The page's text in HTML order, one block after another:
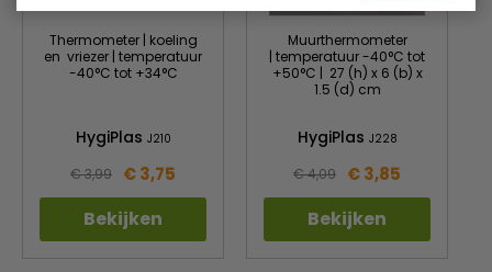
Thermometer | koeling
en vriezer | temperatuur
-40°C tot +34°C
HygiPlas J210
€ 3,99 € 3,75
Bekijken
Muurthermometer
| temperatuur -40°C tot
+50°C | 27 (h) x 6 (b) x
1.5 (d) cm
HygiPlas J228
€ 4,09 € 3,85
Bekijken